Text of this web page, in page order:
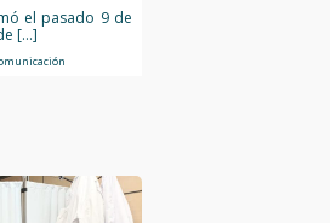
el pasado 9 de
[…]